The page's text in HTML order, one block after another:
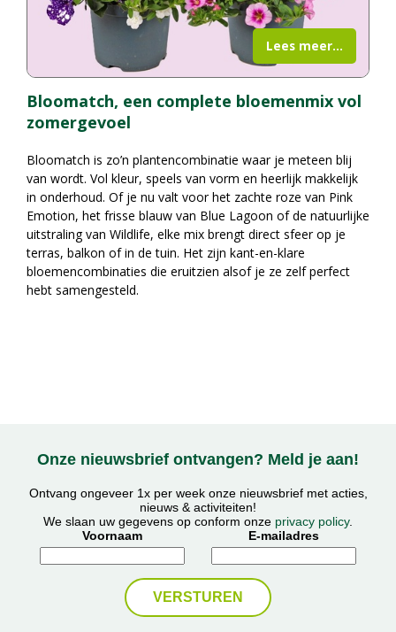
Bloomatch, een complete bloemenmix vol
zomergevoel
Bloomatch is zo’n plantencombinatie waar je meteen blij
van wordt. Vol kleur, speels van vorm en heerlijk makkelijk
in onderhoud. Of je nu valt voor het zachte roze van Pink
Emotion, het frisse blauw van Blue Lagoon of de natuurlijke
uitstraling van Wildlife, elke mix brengt direct sfeer op je
terras, balkon of in de tuin. Het zijn kant-en-klare
bloemencombinaties die eruitzien alsof je ze zelf perfect
hebt samengesteld.
Lees meer...
Onze nieuwsbrief ontvangen? Meld je aan!
Ontvang ongeveer 1x per week onze nieuwsbrief met acties,
nieuws & activiteiten!
We slaan uw gegevens op conform onze privacy policy.
Voornaam
E-mailadres